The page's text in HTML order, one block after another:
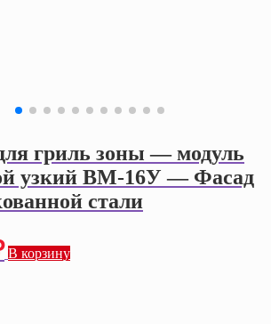
гриль зоны — модуль
узкий ВМ-16У — Фасад
стали
В корзину